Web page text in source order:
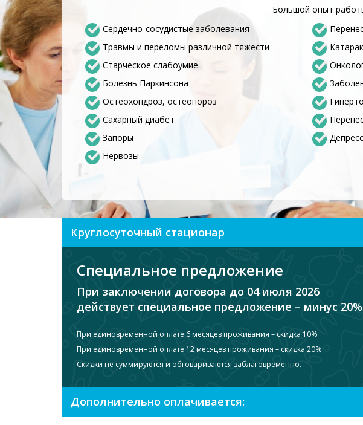
Большой опыт
Сердечно-сосудистые заболевания
Травмы и переломы различной тяжести
Старческое слабоумие
Болезнь Паркинсона
Остеохондроз, остеопороз
Сахарный диабет
Запоры
Нервозы
Круглосуточный стационар
Специальное предложение
При заключении договора до 04 июля 2026
действует специальное предложение – минус
При единовременной оплате 6 месяцев проживания – скидка 10%
При единовременной оплате 12 месяцев проживания – скидка 20%
Скидки не суммируются и обговариваются заблаговременно.
Дополнительно оплачивается: